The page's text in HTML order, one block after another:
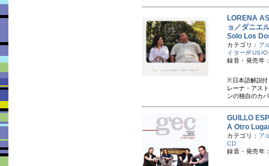
LORENA
ョ／ダニエ
Solo Los
カテゴリ： ア
イター/
録音・発売年
※日本語解説付
レーナ・アス
ンの独自のカ
GUILLO
A Otro
カテゴリ： ア
CD
録音・発売年